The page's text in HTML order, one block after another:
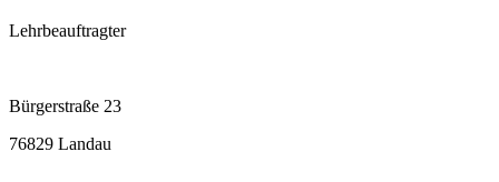
Lehrbeauftragter
Bürgerstraße 23
76829 Landau